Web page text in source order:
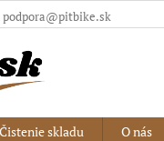
podpora@pitbike.sk
Čistenie skladu O nás